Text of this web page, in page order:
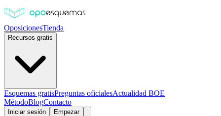
OposicionesTienda
Recursos gratis
Esquemas gratisPreguntas oficialesActualidad BOE
MétodoBlogContacto
Iniciar sesión Empezar